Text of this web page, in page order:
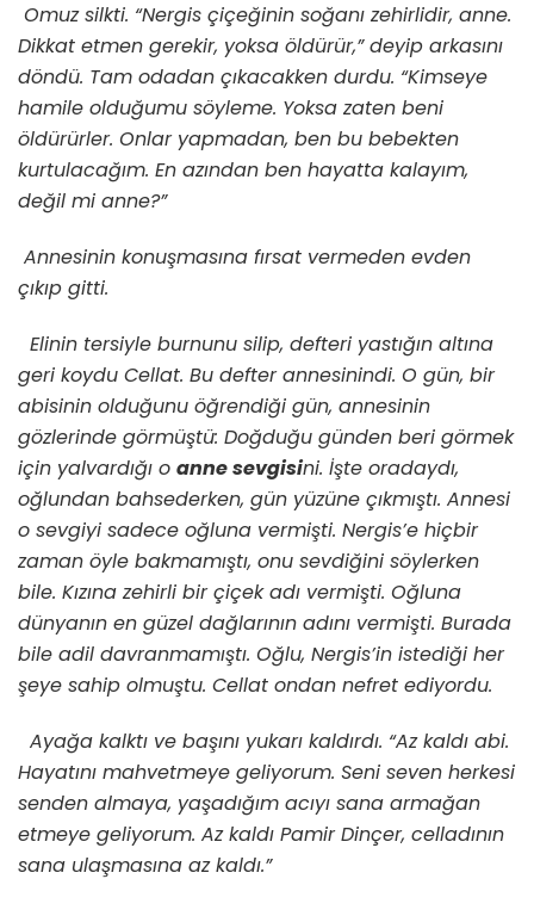
Omuz silkti. “Nergis çiçeğinin soğanı zehirlidir, anne.
Dikkat etmen gerekir, yoksa öldürür,” deyip arkasını
döndü. Tam odadan çıkacakken durdu. “Kimseye
hamile olduğumu söyleme. Yoksa zaten beni
öldürürler. Onlar yapmadan, ben bu bebekten
kurtulacağım. En azından ben hayatta kalayım,
değil mi anne?”
Annesinin konuşmasına fırsat vermeden evden
çıkıp gitti.
Elinin tersiyle burnunu silip, defteri yastığın altına
geri koydu Cellat. Bu defter annesinindi. O gün, bir
abisinin olduğunu öğrendiği gün, annesinin
gözlerinde görmüştü: Doğduğu günden beri görmek
için yalvardığı o anne sevgisini. İşte oradaydı,
oğlundan bahsederken, gün yüzüne çıkmıştı. Annesi
o sevgiyi sadece oğluna vermişti. Nergis’e hiçbir
zaman öyle bakmamıştı, onu sevdiğini söylerken
bile. Kızına zehirli bir çiçek adı vermişti. Oğluna
dünyanın en güzel dağlarının adını vermişti. Burada
bile adil davranmamıştı. Oğlu, Nergis’in istediği her
şeye sahip olmuştu. Cellat ondan nefret ediyordu.
Ayağa kalktı ve başını yukarı kaldırdı. “Az kaldı abi.
Hayatını mahvetmeye geliyorum. Seni seven herkesi
senden almaya, yaşadığım acıyı sana armağan
etmeye geliyorum. Az kaldı Pamir Dinçer, celladının
sana ulaşmasına az kaldı.”